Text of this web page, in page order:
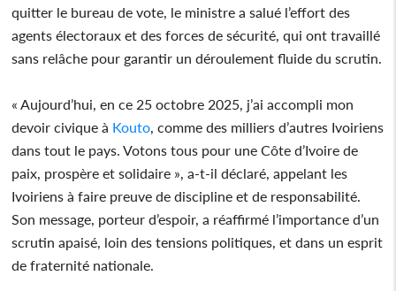
quitter le bureau de vote, le ministre a salué l’effort des
agents électoraux et des forces de sécurité, qui ont travaillé
sans relâche pour garantir un déroulement fluide du scrutin.
« Aujourd’hui, en ce 25 octobre 2025, j’ai accompli mon
devoir civique à Kouto , comme des milliers d’autres Ivoiriens
dans tout le pays. Votons tous pour une Côte d’Ivoire de
paix, prospère et solidaire », a-t-il déclaré, appelant les
Ivoiriens à faire preuve de discipline et de responsabilité.
Son message, porteur d’espoir, a réaffirmé l’importance d’un
scrutin apaisé, loin des tensions politiques, et dans un esprit
de fraternité nationale.